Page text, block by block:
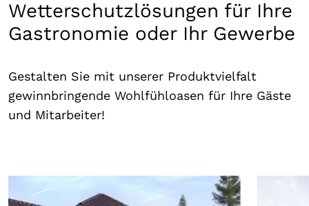
Wetterschutzlösungen für Ihre
Gastronomie oder Ihr Gewerbe
Gestalten Sie mit unserer Produktvielfalt
gewinnbringende Wohlfühloasen für Ihre Gäste
und Mitarbeiter!